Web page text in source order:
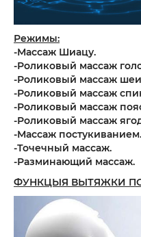
Режимы:
-Массаж Шиацу.
-Роликовый массаж
-Роликовый массаж
-Роликовый массаж
-Роликовый массаж
-Роликовый массаж
-Массаж постукиванием.
-Точечный массаж.
-Разминающий массаж.
ФУНКЦЫЯ ВЫТЯЖКИ